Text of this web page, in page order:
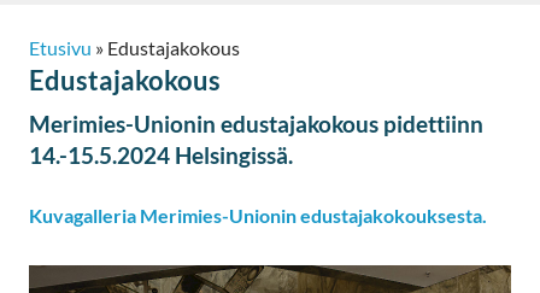
Etusivu » Edustajakokous
Edustajakokous
Merimies-Unionin edustajakokous pidettiinn
14.-15.5.2024 Helsingissä.
Kuvagalleria Merimies-Unionin edustajakokouksesta.